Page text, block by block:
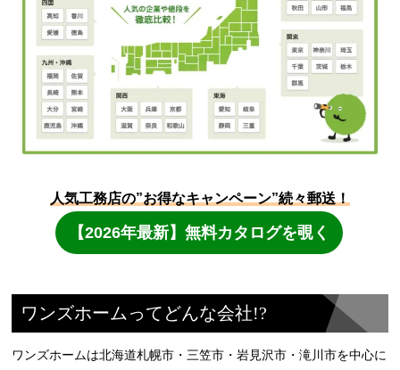
ワンズホームってどんな会社!?
ワンズホームは北海道札幌市・三笠市・岩見沢市・滝川市を中心に